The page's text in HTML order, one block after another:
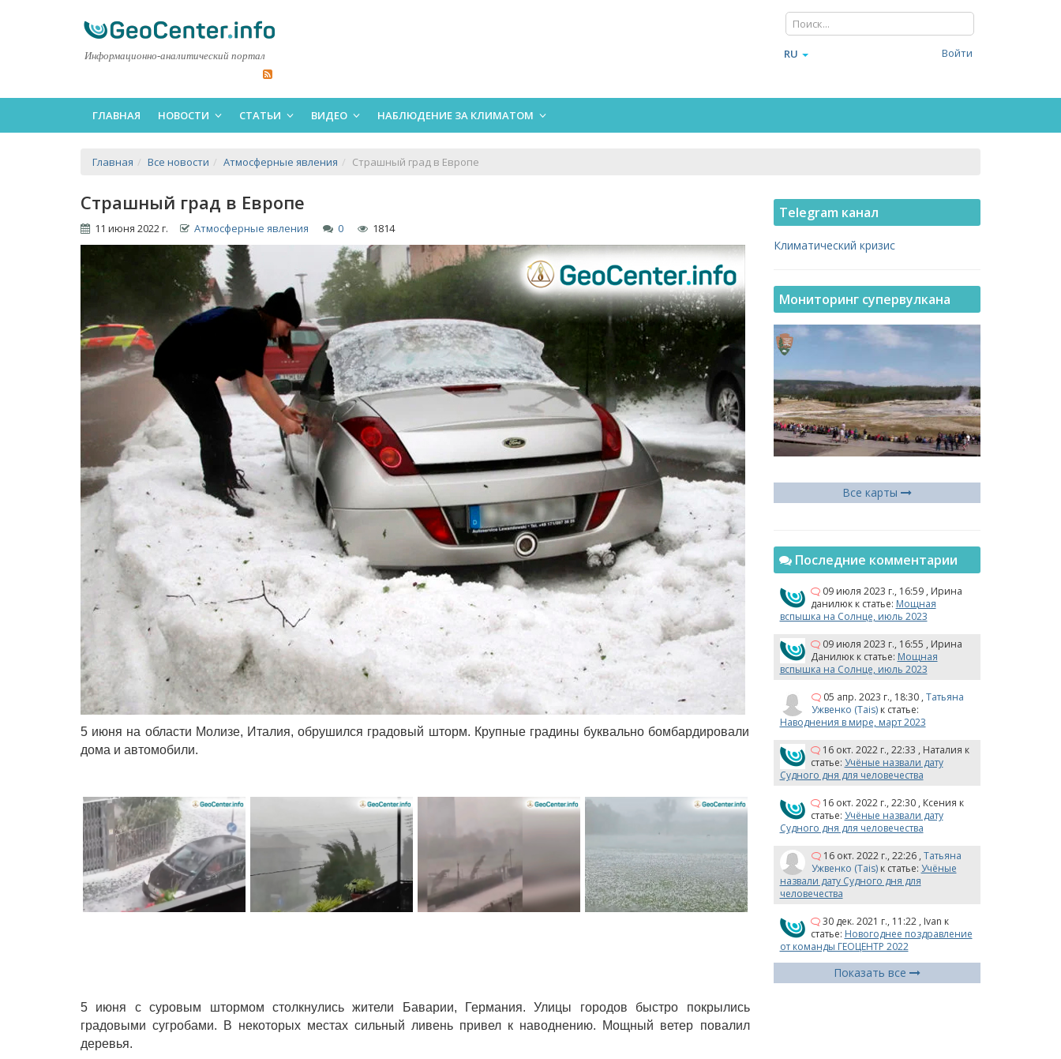
Информационно-аналитический портал RU Войти
ГЛАВНАЯ НОВОСТИ СТАТЬИ ВИДЕО НАБЛЮДЕНИЕ ЗА КЛИМАТОМ
Главная Все новости Атмосферные явления Страшный град в Европе
Страшный град в Европе
11 июня 2022 г. Атмосферные явления 0 1814
5 июня на области Молизе, Италия, обрушился градовый шторм. Крупные градины буквально бомбардировали
дома и автомобили.
5 июня с суровым штормом столкнулись жители Баварии, Германия. Улицы городов быстро покрылись
градовыми сугробами. В некоторых местах сильный ливень привел к наводнению. Мощный ветер повалил
деревья.
Telegram канал
Климатический кризис
Мониторинг супервулкана
Все карты
Последние комментарии
09 июля 2023 г., 16:59 , Ирина
данилюк к статье: Мощная
вспышка на Солнце, июль 2023
09 июля 2023 г., 16:55 , Ирина
Данилюк к статье: Мощная
вспышка на Солнце, июль 2023
05 апр. 2023 г., 18:30 , Татьяна
Ужвенко (Tais) к статье:
Наводнения в мире, март 2023
16 окт. 2022 г., 22:33 , Наталия к
статье: Учёные назвали дату
Судного дня для человечества
16 окт. 2022 г., 22:30 , Ксения к
статье: Учёные назвали дату
Судного дня для человечества
16 окт. 2022 г., 22:26 , Татьяна
Ужвенко (Tais) к статье: Учёные
назвали дату Судного дня для
человечества
30 дек. 2021 г., 11:22 , Ivan к
статье: Новогоднее поздравление
от команды ГЕОЦЕНТР 2022
Показать все